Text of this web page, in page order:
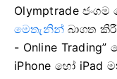
Olymptrade
මෙතැනින් බාගත
- Online
iPhone හෝ iPad